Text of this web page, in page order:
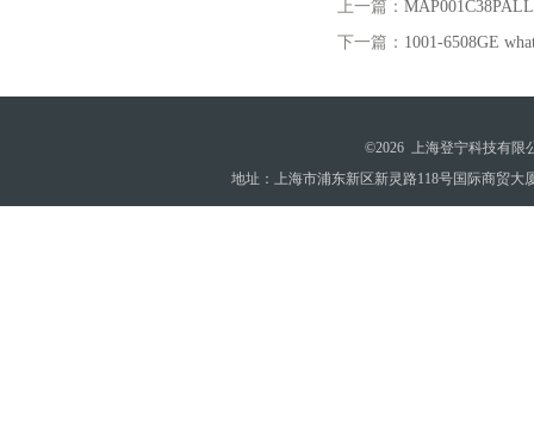
上一篇：
下一篇： 1001-6508GE
©2026 上海登宁科技有限
地址：上海市浦东新区新灵路118号国际商贸大